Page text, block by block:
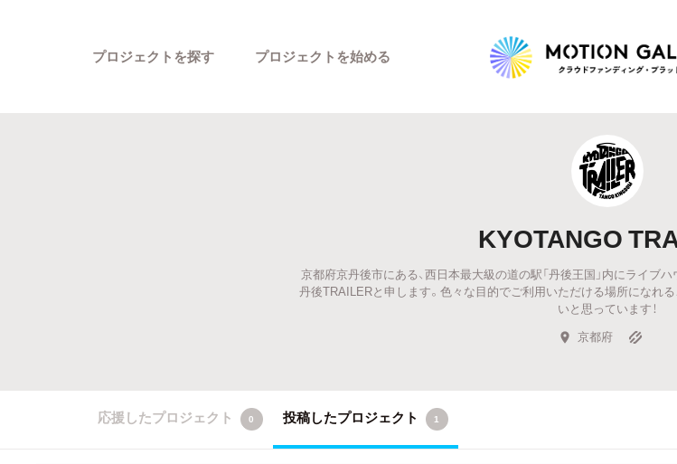
プロジェクトを探す
Highlight
新着プロジェクト
Feature
カテゴリーから探す タグから探す キュレーターから探す
Legendary
プロジェクトを始める
KYOTANGO
京都府京丹後市にある、西日本最大級の道の駅「丹後王国」内にライブ
丹後TRAILERと申します。色々な目的でご利用いただける場所になれ
いと思っています！
京都府
応援したプロジェクト 0 投稿したプロジェクト 1